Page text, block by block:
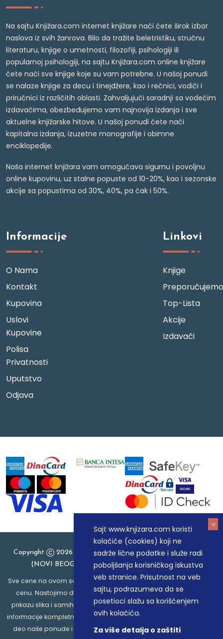
Sajt www.knjizara.com koristi
kolačiće (cookies) koji ne
sadrže lične podatke i služe radi
poboljšanja korisničkog iskustva
veb stranice. Prisutnost na veb
sajtu, podrazumeva da se
posetioci slažu sa korišćenjem
ovih kolačića.
Za više detalja o zaštiti
Na sajtu Knjižara.com internet knjižare naći ćete širok izbor
naslova iz svih žanrova. Bilo da tražite beletristiku, stručnu
literaturu, knjige o umetnosti, filozofiji, psihologiji ili
popularnoj psihologiji, na sajtu Knjižara.com online knjižare
ćete naći sve knjige koje su vam potrebne. U našoj ponudi
se nalaze knjige za decu i tinejdžere, kao i rečnici, vodiči i
priručnici iz različitih oblasti. Zahvaljujući saradnji sa vodećim
izdavačima, obezbeđujemo vam najnovija izdanja i sve
aktuelne knjižarske hitove. U našoj ponudi ćete naći
kapitalna izdanja, izuzetne monografije i obimne
enciklopedije.
Naša internet knjižara vam omogućava sigurnu i povoljnu
online kupovinu, uz stalne popuste od 10-20%, kao i sezonske
akcije sa popustima od 30%, 40%, pa čak i 50%.
Informacije
O Nama
Kontakt
Kupovina
Uslovi
Kupovine
Polisa
Privatnosti
Uputstvo
Odjava
Linkovi
Knjige
Preporučujemo
Top-Lista
Akcije
Izdavači
Copyright
2026 Knjizara.com - MAKART DOO BEOGRAD
(NOVI BEOGRAD), PIB: 105184104, MB: 20337524
Sve cene na ovom sajtu iskazane su u dinarima. PDV je uračunat u
cenu. Nastojimo da budemo što precizniji u opisu proizvoda,
prikazu slika i samih cena, ali ne možemo garantovati da su sve
informacije kompletne i bez grešaka. Svi artikli prikazani na sajtu su
deo naše ponude i ne podrazumeva da su dostupni u svakom